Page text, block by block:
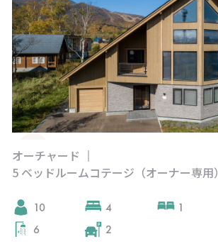
オーチャード |
5 ベッドルームコテージ（オーナー専用）
10 4 1
6
2